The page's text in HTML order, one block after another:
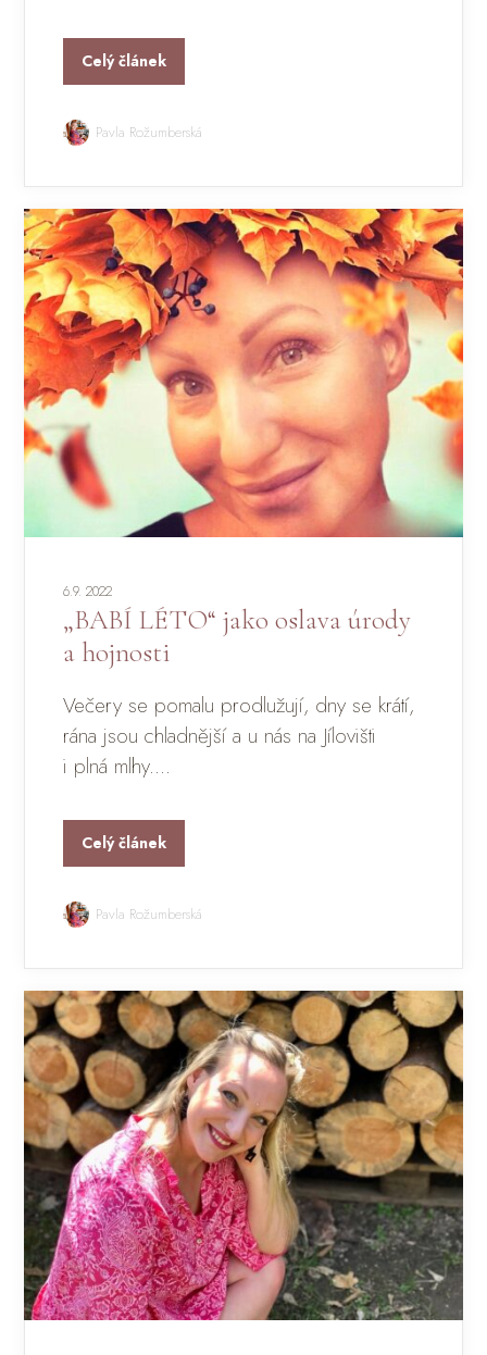
Celý článek
Pavla Rožumberská
6.9. 2022
„BABÍ LÉTO“ jako oslava úrody
a hojnosti
Večery se pomalu prodlužují, dny se krátí,
rána jsou chladnější a u nás na Jílovišti
i plná mlhy....
Celý článek
Pavla Rožumberská